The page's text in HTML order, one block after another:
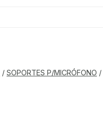
/ SOPORTES P/MICRÓFONO /